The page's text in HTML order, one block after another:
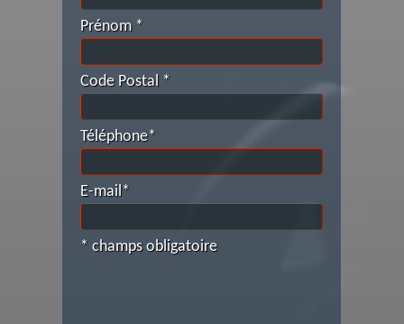
Prénom *
Code Postal *
Téléphone*
E-mail*
* champs obligatoire